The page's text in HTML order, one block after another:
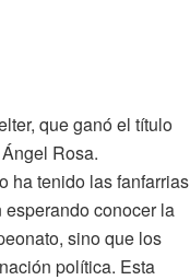
que ganó el título
Rosa.
ha tenido las fanfarrias
conocer la
sino que los
política. Esta